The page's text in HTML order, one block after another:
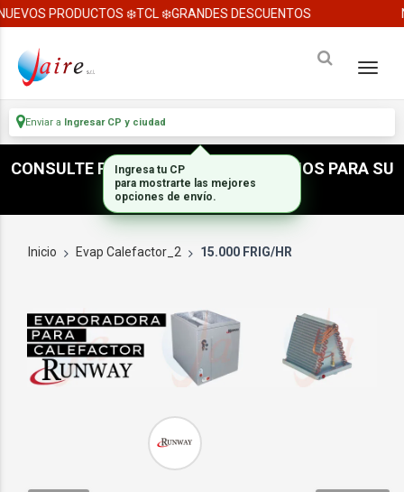
PRODUCTOS ❄️TCL ❄️GRANDES DESCUENTOS
Enviar a Ingresar CP y ciudad
CONSULTE POR ACCESORIOS E INSUMOS PARA SU
INSTALACION
Inicio Evap Calefactor_2 15.000 FRIG/HR
Ingresa tu CP
para mostrarte las mejores
opciones de envío.